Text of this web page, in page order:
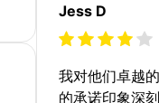
Jess D
我对他们卓越
的承诺印象深